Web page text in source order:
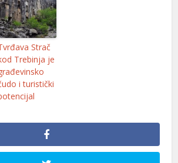
Strač
Trebinja je
i turistički